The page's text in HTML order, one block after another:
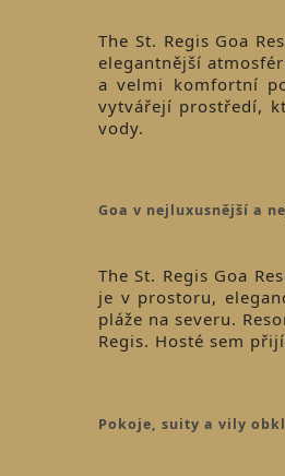
The St. Regis Goa
elegantnější
a velmi komfortní
vytvářejí prostředí,
vody.
Goa v nejluxusnější a
The St. Regis Goa
je v prostoru,
pláže na severu.
Regis. Hosté sem
Pokoje, suity a vily